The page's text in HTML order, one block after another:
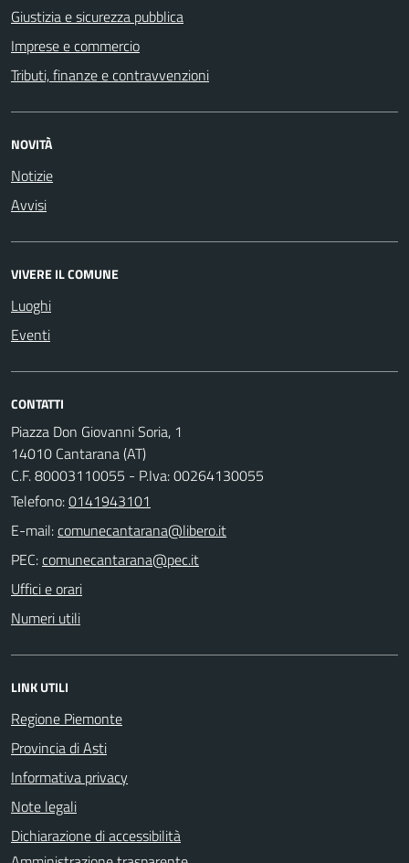
Giustizia e sicurezza pubblica
Imprese e commercio
Tributi, finanze e contravvenzioni
NOVITÀ
Notizie
Avvisi
VIVERE IL COMUNE
Luoghi
Eventi
CONTATTI
Piazza Don Giovanni Soria, 1
14010 Cantarana (AT)
C.F. 80003110055 - P.Iva: 00264130055
Telefono:0141943101
E-mail:
PEC:
Uffici e orari
Numeri utili
LINK UTILI
Regione Piemonte
Provincia di Asti
Informativa privacy
Note legali
Dichiarazione di accessibilità